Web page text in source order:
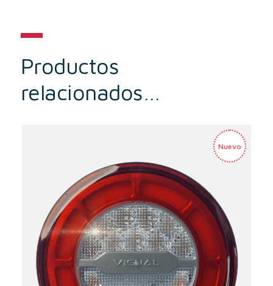
Productos
relacionados…